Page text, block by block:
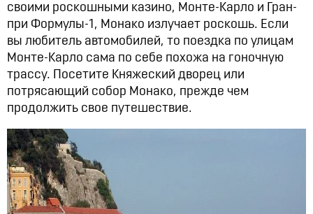
своими роскошными казино, Монте-Карло и Гран-
при Формулы-1, Монако излучает роскошь. Если
вы любитель автомобилей, то поездка по улицам
Монте-Карло сама по себе похожа на гоночную
трассу. Посетите Княжеский дворец или
потрясающий собор Монако, прежде чем
продолжить свое путешествие.